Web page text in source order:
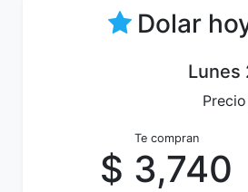
Dolar
Lunes
Te compran
$ 3,740